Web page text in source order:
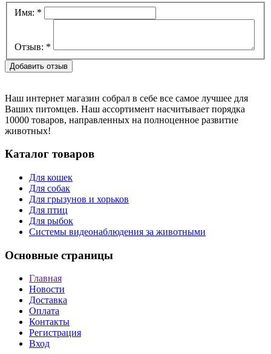
Имя: *
Отзыв: *
Наш интернет магазин собрал в себе все самое лучшее для
Ваших питомцев. Наш ассортимент насчитывает порядка
10000 товаров, направленных на полноценное развитие
животных!
Каталог товаров
Для кошек
Для собак
Для грызунов и хорьков
Для птиц
Для рыбок
Cистемы видеонаблюдения за животными
Основные страницы
Главная
Новости
Доставка
Оплата
Контакты
Регистрация
Вход